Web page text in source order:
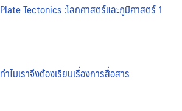
Plate Tectonics :โลกศาสตร์และภูมิศาสตร์ 1
ทำไมเราจึงต้องเรียนเรื่องการสื่อสาร